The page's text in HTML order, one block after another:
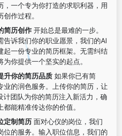
，一个专为你打造的求职利器，用
作过程。
简历创作开始总是最难的一步。
告诉我们你的职业愿景，我们的AI
起一份专业的简历框架。无需纠结
你提供一个坚实的起点。
升你的简历品质如果你已有简
业的润色服务。上传你的简历，让
计团队为你的简历注入新活力，确
能精准传达你的价值。
定制简历面对心仪的岗位，我们
位的服务。输入职位信息，我们的